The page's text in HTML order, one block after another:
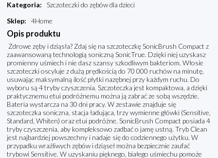
Kategoria:
Szczoteczki do zębów dla dzieci
Sklep: 4Home
Opis produktu
Zdrowe zęby i dziąsła? Zdaj się na szczoteczkę SonicBrush Compact z
zaawansowaną technologią soniczną SonicTrue. Dzięki niej uzyskasz
promienny uśmiech i nie dasz szansy szkodliwym bakteriom. Włosie
szczoteczki oscyluje z dużą prędkością do 70 000 ruchów na minutę,
usuwając maksymalną ilość płytki nazębnej przy każdym ruchu. Do
wyboru są 4 tryby czyszczenia. Szczoteczka jest kompaktowa, a dzięki
praktycznemu etui podróżnemu można ją zabrać ze sobą wszędzie.
Bateria wystarcza na 30 dni pracy. W zestawie znajduje się
szczoteczka soniczna, stacja ładująca, trzy wymienne główki (Sensitive,
Standard, Whiten) oraz etui podróżne. SonicBrush Compact posiada 4
tryby czyszczenia, aby kompleksowo zadbać o jamę ustną. Tryb Clean
jest najbardziej powszechny i nadaje się do codziennego użytku. W
przypadku wrażliwych zębów i dziąseł można bezpiecznie zaufać
trybowi Sensitive. W uzyskaniu pięknego, białego uśmiechu pomoże